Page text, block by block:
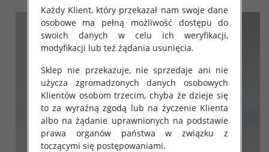
Każdy Klient, który przekazał nam swoje dane
osobowe ma pełną możliwość dostępu do
swoich danych w celu ich weryfikacji,
modyfikacji lub też żądania usunięcia.
Sklep nie przekazuje, nie sprzedaje ani nie
użycza zgromadzonych danych osobowych
Klientów osobom trzecim, chyba że dzieje się
to za wyraźną zgodą lub na życzenie Klienta
albo na żądanie uprawnionych na podstawie
prawa organów państwa w związku z
toczącymi się postępowaniami.